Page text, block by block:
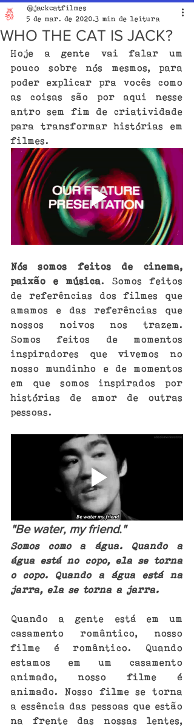
WHO THE CAT IS JACK?
@jackcatfilmes
5 de mar. de 2020 3 min de leitura
Hoje a gente vai falar um
pouco sobre nós mesmos, para
poder explicar pra vocês como
as coisas são por aqui nesse
antro sem fim de criatividade
para transformar histórias em
filmes.
Nós somos feitos de cinema,
paixão e música. Somos feitos
de referências dos filmes que
amamos e das referências que
nossos noivos nos trazem.
Somos feitos de momentos
inspiradores que vivemos no
nosso mundinho e de momentos
em que somos inspirados por
histórias de amor de outras
pessoas.
"Be water, my friend."
Somos como a água. Quando a
água está no copo, ela se torna
o copo. Quando a água está na
jarra, ela se torna a jarra.
Quando a gente está em um
casamento romântico, nosso
filme é romântico. Quando
estamos em um casamento
animado, nosso filme é
animado. Nosso filme se torna
a essência das pessoas que estão
na frente das nossas lentes,